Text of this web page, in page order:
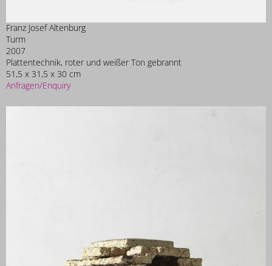
Franz Josef Altenburg
Turm
2007
Plattentechnik, roter und weißer Ton gebrannt
51,5 x 31,5 x 30 cm
Anfragen/Enquiry